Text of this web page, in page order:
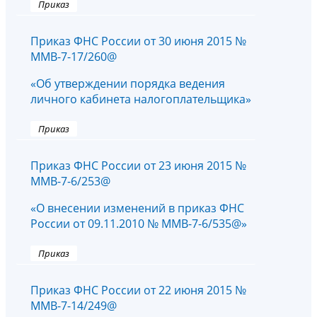
Приказ
Приказ ФНС России от 30 июня 2015 №
ММВ-7-17/260@
«Об утверждении порядка ведения
личного кабинета налогоплательщика»
Приказ
Приказ ФНС России от 23 июня 2015 №
ММВ-7-6/253@
«О внесении изменений в приказ ФНС
России от 09.11.2010 № ММВ-7-6/535@»
Приказ
Приказ ФНС России от 22 июня 2015 №
ММВ-7-14/249@